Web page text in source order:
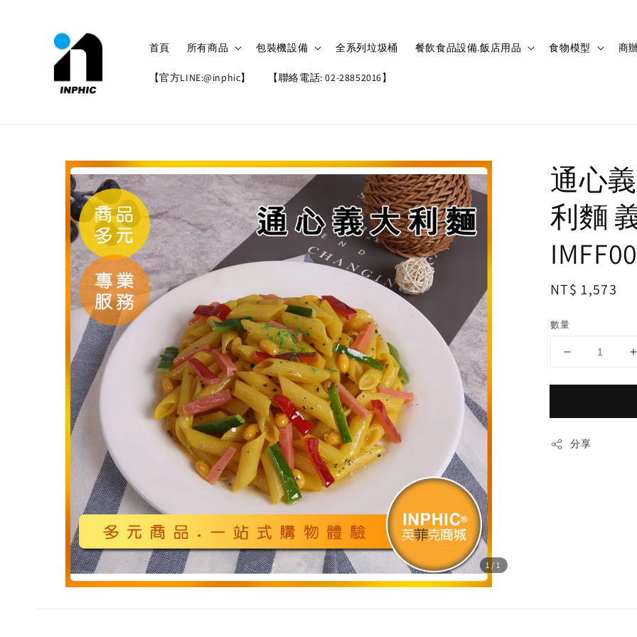
首頁 所有商品 包裝機設備 全系列垃圾桶 餐飲食品設備.飯店用品 食物模型 商
【官方LINE:@inphic】 【聯絡電話: 02-28852016】
1/1
通心
利麵
Regular
NT$ 1,573
數量
分享